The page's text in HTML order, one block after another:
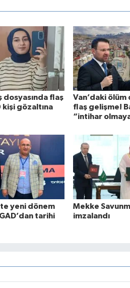
dosyasında flaş
kişi gözaltına
Van’daki ölüm
flaş gelişme!
“intihar
yeni dönem
tarihi
Mekke
imzalandı